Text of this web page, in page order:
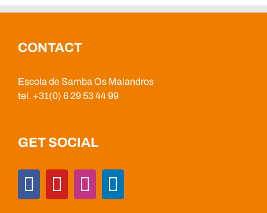
CONTACT
Escola de Samba Os Malandros
tel. +31(0) 6 29 53 44 99
GET SOCIAL